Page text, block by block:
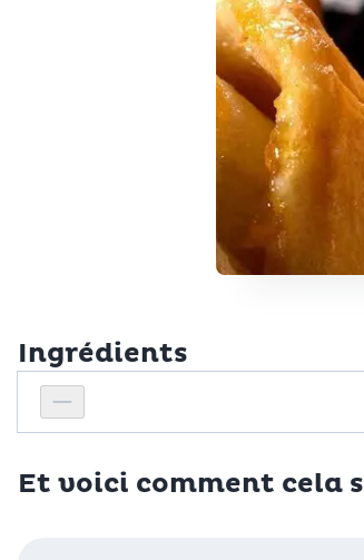
Ingrédients
Réduire le nombre de personnes
Personnes
Et voici comment cela